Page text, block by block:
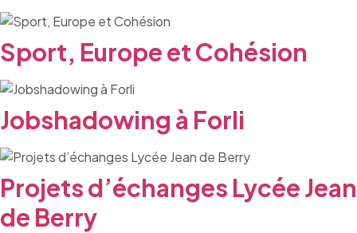
Sport, Europe et Cohésion
Jobshadowing à Forli
Projets d’échanges Lycée Jean
de Berry